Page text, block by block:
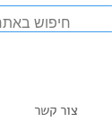
צור קשר